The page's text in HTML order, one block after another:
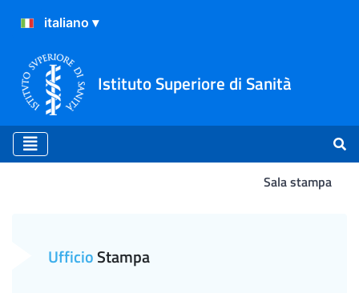
Istituto Superiore di Sanità
Sala stampa
UfficioStampa